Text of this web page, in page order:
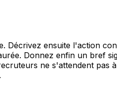
Décrivez ensuite l'action
Donnez enfin un bref
ne s'attendent pas